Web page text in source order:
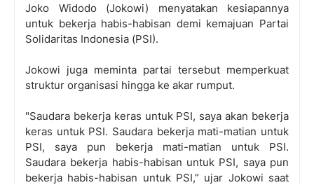
Joko Widodo (Jokowi) menyatakan kesiapannya
untuk bekerja habis-habisan demi kemajuan Partai
Solidaritas Indonesia (PSI).
Jokowi juga meminta partai tersebut memperkuat
struktur organisasi hingga ke akar rumput.
"Saudara bekerja keras untuk PSI, saya akan bekerja
keras untuk PSI. Saudara bekerja mati-matian untuk
PSI, saya pun bekerja mati-matian untuk PSI.
Saudara bekerja habis-habisan untuk PSI, saya pun
bekerja habis-habisan untuk PSI,” ujar Jokowi saat